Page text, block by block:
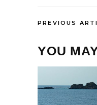
PREVIOUS
YOU